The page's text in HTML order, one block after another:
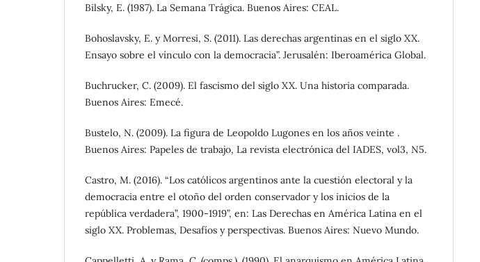
Bilsky, E. (1987). La Semana Trágica. Buenos Aires: CEAL.
Bohoslavsky, E. y Morresi, S. (2011). Las derechas argentinas en el siglo XX.
Ensayo sobre el vínculo con la democracia”. Jerusalén: Iberoamérica Global.
Buchrucker, C. (2009). El fascismo del siglo XX. Una historia comparada.
Buenos Aires: Emecé.
Bustelo, N. (2009). La figura de Leopoldo Lugones en los años veinte .
Buenos Aires: Papeles de trabajo, La revista electrónica del IADES, vol3, N5.
Castro, M. (2016). “Los católicos argentinos ante la cuestión electoral y la
democracia entre el otoño del orden conservador y los inicios de la
república verdadera”, 1900-1919”, en: Las Derechas en América Latina en el
siglo XX. Problemas, Desafíos y perspectivas. Buenos Aires: Nuevo Mundo.